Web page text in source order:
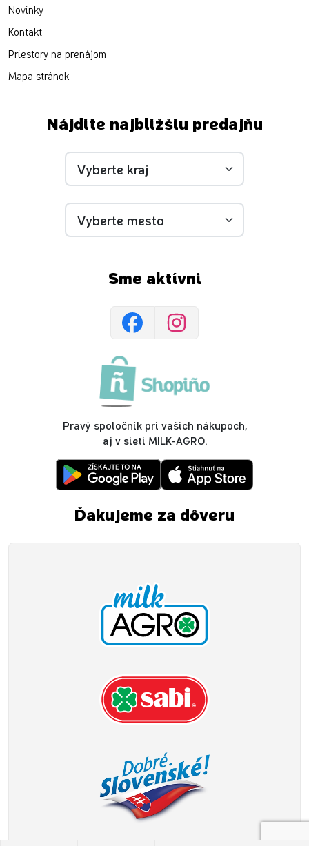
Novinky
Kontakt
Priestory na prenájom
Mapa stránok
Nájdite najbližšiu predajňu
Sme aktívni
Pravý spoločník pri vašich nákupoch,
aj v sieti MILK-AGRO.
Ďakujeme za dôveru